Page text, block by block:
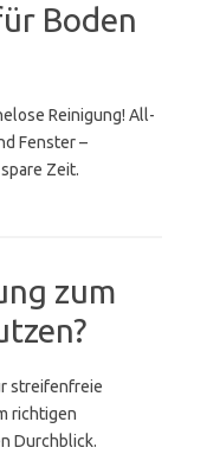
Boden
Reinigung! All-
Fenster –
Zeit.
zum
streifenfreie
richtigen
Durchblick.